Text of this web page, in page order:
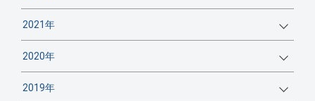
2021年
2020年
2019年